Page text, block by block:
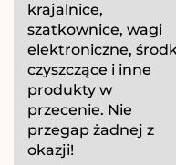
krajalnice,
szatkownice, wagi
elektroniczne,
czyszczące i inne
produkty w
przecenie. Nie
przegap żadnej z
okazji!